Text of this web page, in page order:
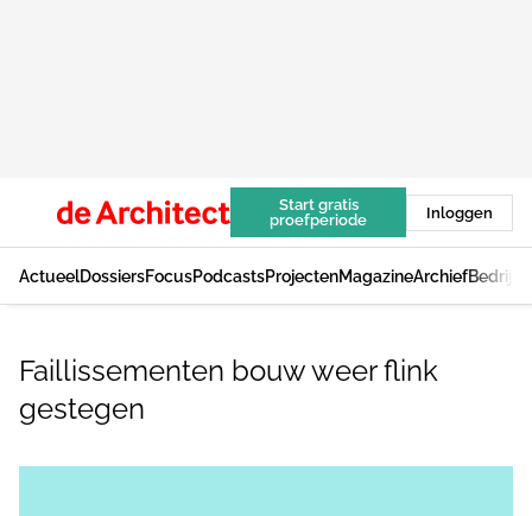
Start gratis
proefperiode
Inloggen
ActueelDossiersFocusPodcastsProjectenMagazineArchief
Faillissementen bouw weer flink
gestegen